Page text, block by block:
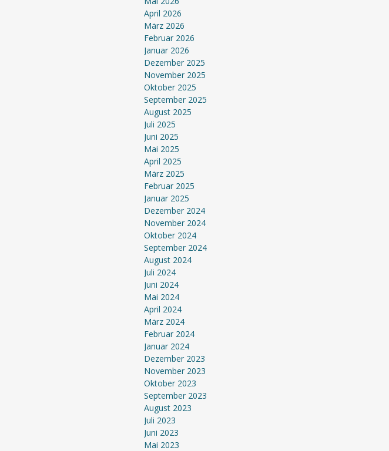
April 2026
März 2026
Februar 2026
Januar 2026
Dezember 2025
November 2025
Oktober 2025
September 2025
August 2025
Juli 2025
Juni 2025
Mai 2025
April 2025
März 2025
Februar 2025
Januar 2025
Dezember 2024
November 2024
Oktober 2024
September 2024
August 2024
Juli 2024
Juni 2024
Mai 2024
April 2024
März 2024
Februar 2024
Januar 2024
Dezember 2023
November 2023
Oktober 2023
September 2023
August 2023
Juli 2023
Juni 2023
Mai 2023